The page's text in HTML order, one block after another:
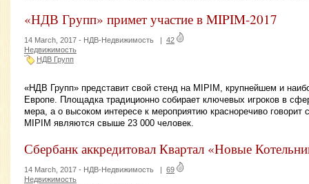
«НДВ Групп» примет участие в MIPIM-2017
14 March, 2017 - НДВ-Недвижимость
42
Недвижимость
НДВ Групп
«НДВ Групп» представит свой стенд на MIPIM, крупнейшем и
Европе. Площадка традиционно собирает ключевых игроков в
мера, а о высоком интересе к мероприятию красноречиво говорит
MIPIM являются свыше 23 000 человек.
Сбербанк аккредитовал Квартал «Новые
14 March, 2017 - НДВ-Недвижимость | 69
Недвижимость